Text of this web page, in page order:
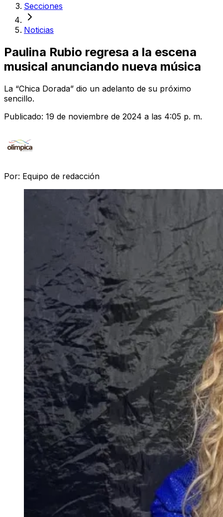
Secciones
Noticias
Paulina Rubio regresa a la escena
musical anunciando nueva música
La “Chica Dorada” dio un adelanto de su próximo
sencillo.
Publicado: 19 de noviembre de 2024 a las 4:05 p. m.
Por: Equipo de redacción